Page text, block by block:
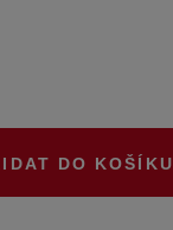
DO KOŠÍKU